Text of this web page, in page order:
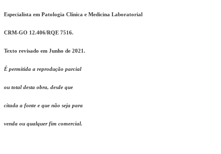
Especialista em Patologia Clínica e Medicina Laboratorial
CRM-GO 12.406/RQE 7516.
Texto revisado em Junho de 2021.
É permitida a reprodução parcial
ou total desta obra, desde que
citada a fonte e que não seja para
venda ou qualquer fim comercial.